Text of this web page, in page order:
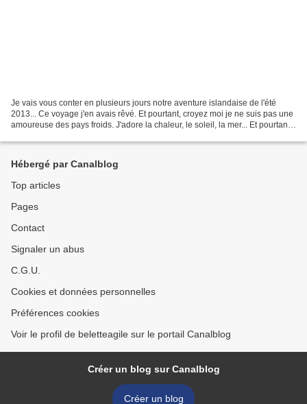
Je vais vous conter en plusieurs jours notre aventure islandaise de l'été
2013... Ce voyage j'en avais rêvé. Et pourtant, croyez moi je ne suis pas une
amoureuse des pays froids. J'adore la chaleur, le soleil, la mer... Et pourtant,
Hébergé par Canalblog
Top articles
Pages
Contact
Signaler un abus
C.G.U.
Cookies et données personnelles
Préférences cookies
Voir le profil de beletteagile sur le portail Canalblog
Créer un blog sur Canalblog
Créer un blog